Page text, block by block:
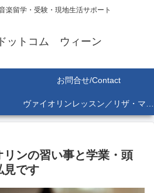
楽留学・受験・現地生活サポート
ットコム ウィーン
お問合せ/Contact
ヴァイオリンレッスン／リザ・マリア Lisa-Maria SEKINE
リンの習い事と学業・頭
です